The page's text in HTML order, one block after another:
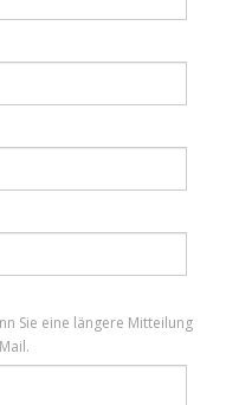
Sie eine längere Mitteilung